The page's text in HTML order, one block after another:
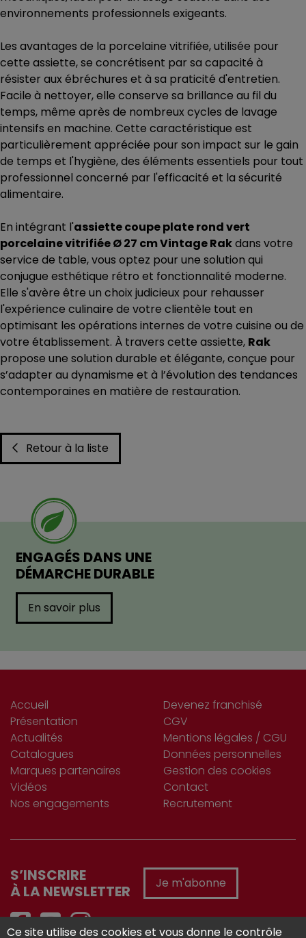
environnements professionnels exigeants.
Les avantages de la porcelaine vitrifiée, utilisée pour
cette assiette, se concrétisent par sa capacité à
résister aux ébréchures et à sa praticité d'entretien.
Facile à nettoyer, elle conserve sa brillance au fil du
temps, même après de nombreux cycles de lavage
intensifs en machine. Cette caractéristique est
particulièrement appréciée pour son impact sur le gain
de temps et l'hygiène, des éléments essentiels pour tout
professionnel concerné par l'efficacité et la sécurité
alimentaire.
En intégrant l'assiette coupe plate rond vert
porcelaine vitrifiée Ø 27 cm Vintage Rakdans votre
service de table, vous optez pour une solution qui
conjugue esthétique rétro et fonctionnalité moderne.
Elle s'avère être un choix judicieux pour rehausser
l'expérience culinaire de votre clientèle tout en
optimisant les opérations internes de votre cuisine ou de
votre établissement. À travers cette assiette, Rak
propose une solution durable et élégante, conçue pour
s’adapter au dynamisme et à l’évolution des tendances
contemporaines en matière de restauration.
Retour à la liste
ENGAGÉS DANS UNE
DÉMARCHE DURABLE
En savoir plus
Accueil
Présentation
Actualités
Catalogues
Marques partenaires
Vidéos
Nos engagements
Devenez franchisé
CGV
Mentions légales / CGU
Données personnelles
Gestion des cookies
Contact
Recrutement
S’INSCRIRE
À LA NEWSLETTER
Je m'abonne
Ce site utilise des cookies et vous donne le contrôle